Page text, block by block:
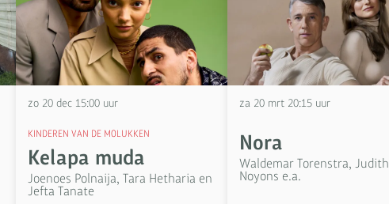
Kelapa muda
Joenoes Polnaija, Tara Hetharia en
Jefta Tanate
KINDEREN VAN DE MOLUKKEN
zo 20 dec 15:00 uur
Nora
Waldemar Torenstra, Judith
Noyons e.a.
za 20 mrt 20:15 uur